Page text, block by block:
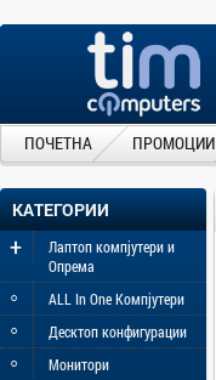
ПОЧЕТНА ПРОМОЦИИ
КАТЕГОРИИ
Лаптоп компјутери и
Опрема
+
ALL In One Компјутери
◦
Десктоп конфигурации
◦
Монитори
◦